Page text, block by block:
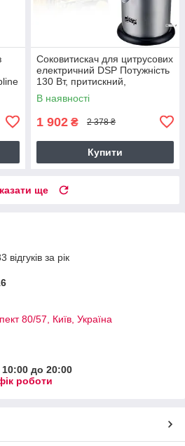
Соковитискач для цитрусових
електричний DSP Потужність
130 Вт, притискний,
металевий, місткість 1л,
сріблястий (KJ 1043)
В наявності
1 902 ₴ 2 378 ₴
Купити
ще
за рік
80/57, Київ, Україна
до 20:00
роботи